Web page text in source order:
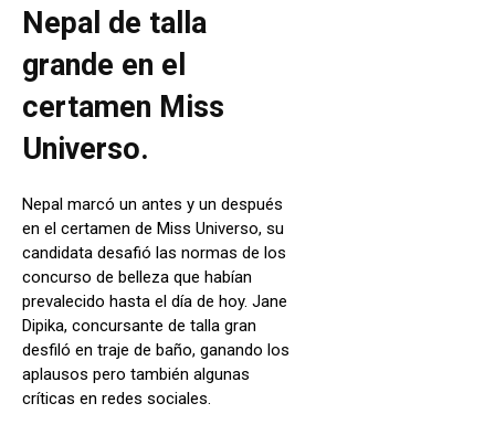
Nepal de talla
grande en el
certamen Miss
Universo.
Nepal marcó un antes y un después
en el certamen de Miss Universo, su
candidata desafió las normas de los
concurso de belleza que habían
prevalecido hasta el día de hoy. Jane
Dipika, concursante de talla gran
desfiló en traje de baño, ganando los
aplausos pero también algunas
críticas en redes sociales.